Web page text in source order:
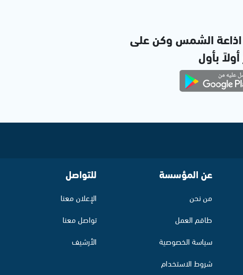
الشمس وكن على
بأول
عن المؤسسة
من نحن
طاقم العمل
سياسة الخصوصية
شروط الاستخدام
للتواصل
الإعلان معنا
تواصل معنا
الأرشيف